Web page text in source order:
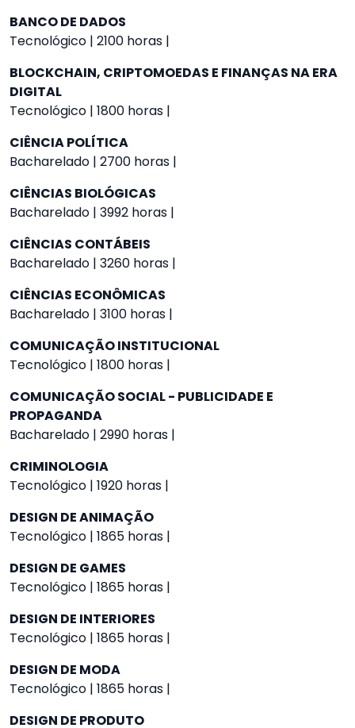
BANCO DE DADOS
Tecnológico | 2100 horas |
BLOCKCHAIN, CRIPTOMOEDAS E FINANÇAS NA ERA
DIGITAL
Tecnológico | 1800 horas |
CIÊNCIA POLÍTICA
Bacharelado | 2700 horas |
CIÊNCIAS BIOLÓGICAS
Bacharelado | 3992 horas |
CIÊNCIAS CONTÁBEIS
Bacharelado | 3260 horas |
CIÊNCIAS ECONÔMICAS
Bacharelado | 3100 horas |
COMUNICAÇÃO INSTITUCIONAL
Tecnológico | 1800 horas |
COMUNICAÇÃO SOCIAL - PUBLICIDADE E
PROPAGANDA
Bacharelado | 2990 horas |
CRIMINOLOGIA
Tecnológico | 1920 horas |
DESIGN DE ANIMAÇÃO
Tecnológico | 1865 horas |
DESIGN DE GAMES
Tecnológico | 1865 horas |
DESIGN DE INTERIORES
Tecnológico | 1865 horas |
DESIGN DE MODA
Tecnológico | 1865 horas |
DESIGN DE PRODUTO